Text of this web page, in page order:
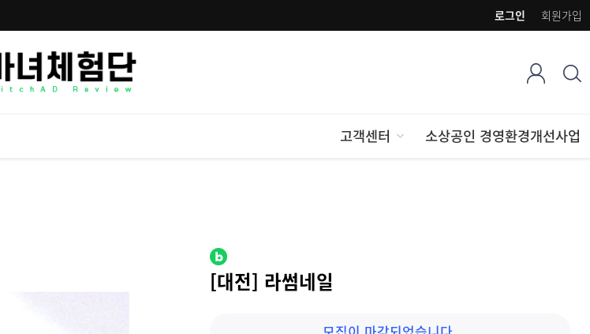
회원가입
로그인
고객센터 소상공인 경영환경개선사업
[대전] 라썸네일